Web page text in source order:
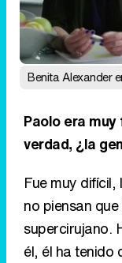
Benita Alexander
Paolo era
verdad, ¿la
Fue muy
no piensan
supercirujano.
él, él ha tenido